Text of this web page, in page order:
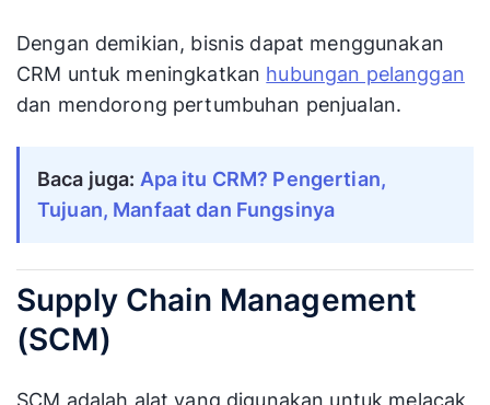
Dengan demikian, bisnis dapat menggunakan
CRM untuk meningkatkan hubungan pelanggan
dan mendorong pertumbuhan penjualan.
Baca juga: Apa itu CRM? Pengertian,
Tujuan, Manfaat dan Fungsinya
Supply Chain Management
(SCM)
SCM adalah alat yang digunakan untuk melacak